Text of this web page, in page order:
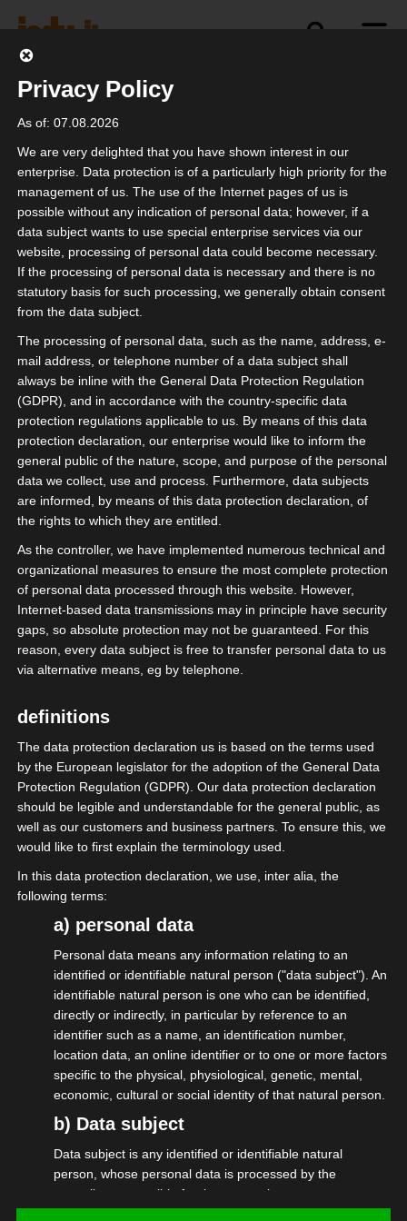
imprint
Interest group of independent service providers
in the event industry eV
1. Chairman Marcus Pohl
Hanauer Landstr. 328-330
60314 Frankfurt am Main
Germany
Kontakt:
Telefon: +49 69 800 88 703
Email:
Haftungsausschluss
Haftung für Links:
Unser Angebot enthält Links zu externen
Einfluss haben. Deshalb können wir für diese
fremden Inhalte auch keine Gewähr
übernehmen. Für die Inhalte der verlinkten
Seiten ist stets der jeweilige Anbieter oder
Betreiber der Seiten verantwortlich. Die
Verlinkung auf mögliche Rechtsverstöße
Zeitpunkt der Verlinkung nicht erkennbar. Eine
permanente konkrete Kontrolle der verlinkten
Seiten ist jedoch ohne konkrete Anhaltspunkte
einer Rechtsverletzung nicht zumutbar. Bei
Bekanntwerden von Rechtsverletzungen
werden wir derartige Links umgehend
entfernen.
Die Inhalte unserer Seiten wurden mit größter
Sorgfalt erstellt. Für die Vollständigkeit,
Vollständigkeit und Aktualität der Inhalte
können wir jedoch keine Gewähr übernehmen.
Als Diensteanbieter sind wir für eigene Inhalte
auf diesen Seiten nach den allgemeinen
Gesetzen verantwortlich. Wir sind als
Diensteanbieter jedoch nicht verpflichtet,
übermittelte oder gespeicherte fremde
Privacy Policy
As of: 07.08.2026
We are very delighted that you have shown interest in our
enterprise. Data protection is of a particularly high priority for the
management of us. The use of the Internet pages of us is
possible without any indication of personal data; however, if a
data subject wants to use special enterprise services via our
website, processing of personal data could become necessary.
If the processing of personal data is necessary and there is no
statutory basis for such processing, we generally obtain consent
from the data subject.
The processing of personal data, such as the name, address, e-
mail address, or telephone number of a data subject shall
always be inline with the General Data Protection Regulation
(GDPR), and in accordance with the country-specific data
protection regulations applicable to us. By means of this data
protection declaration, our enterprise would like to inform the
general public of the nature, scope, and purpose of the personal
data we collect, use and process. Furthermore, data subjects
are informed, by means of this data protection declaration, of
the rights to which they are entitled.
As the controller, we have implemented numerous technical and
organizational measures to ensure the most complete protection
of personal data processed through this website. However,
Internet-based data transmissions may in principle have security
gaps, so absolute protection may not be guaranteed. For this
reason, every data subject is free to transfer personal data to us
via alternative means, eg by telephone.
definitions
The data protection declaration us is based on the terms used
by the European legislator for the adoption of the General Data
Protection Regulation (GDPR). Our data protection declaration
should be legible and understandable for the general public, as
well as our customers and business partners. To ensure this, we
would like to first explain the terminology used.
In this data protection declaration, we use, inter alia, the
following terms:
a) personal data
Personal data means any information relating to an
identified or identifiable natural person ("data subject"). An
identifiable natural person is one who can be identified,
directly or indirectly, in particular by reference to an
identifier such as a name, an identification number,
location data, an online identifier or to one or more factors
specific to the physical, physiological, genetic, mental,
economic, cultural or social identity of that natural person.
b) Data subject
Data subject is any identified or identifiable natural
person, whose personal data is processed by the
controller responsible for the processing.